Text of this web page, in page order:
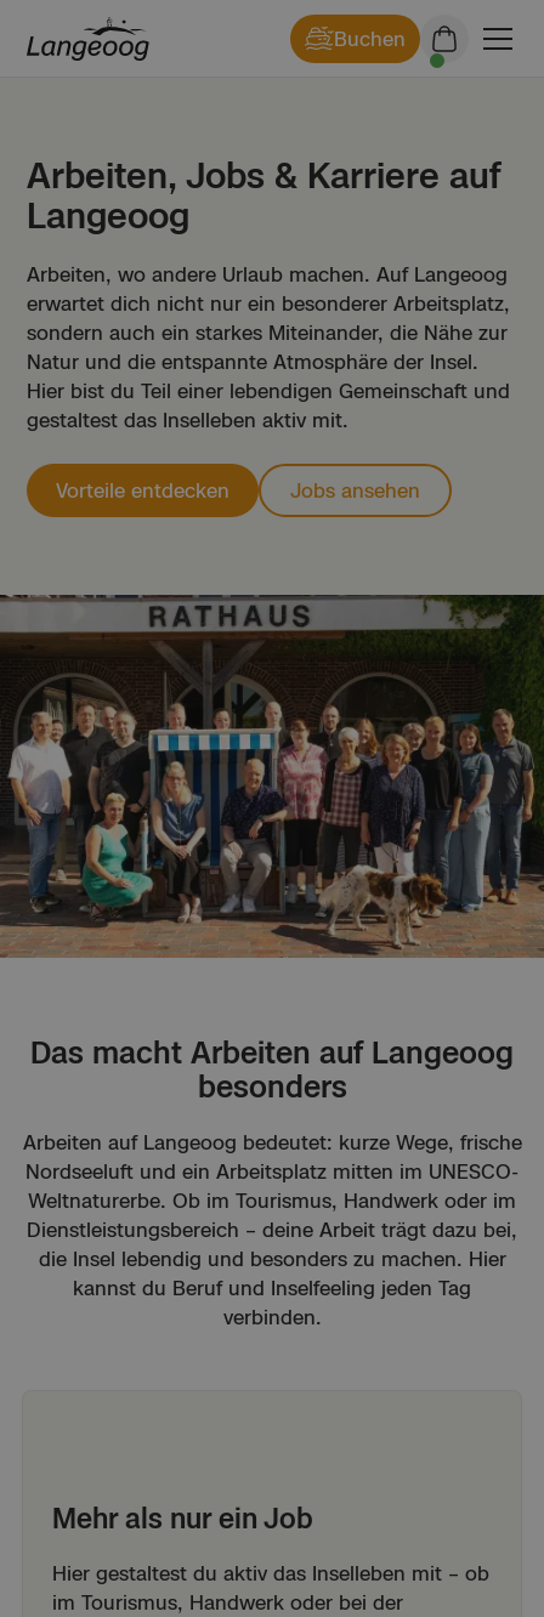
Buchen
Arbeiten, Jobs & Karriere auf
Langeoog
Arbeiten, wo andere Urlaub machen. Auf Langeoog
erwartet dich nicht nur ein besonderer Arbeitsplatz,
sondern auch ein starkes Miteinander, die Nähe zur
Natur und die entspannte Atmosphäre der Insel.
Hier bist du Teil einer lebendigen Gemeinschaft und
gestaltest das Inselleben aktiv mit.
Vorteile entdecken Jobs ansehen
Das macht Arbeiten auf Langeoog
besonders
Arbeiten auf Langeoog bedeutet: kurze Wege, frische
Nordseeluft und ein Arbeitsplatz mitten im UNESCO-
Weltnaturerbe. Ob im Tourismus, Handwerk oder im
Dienstleistungsbereich – deine Arbeit trägt dazu bei,
die Insel lebendig und besonders zu machen. Hier
kannst du Beruf und Inselfeeling jeden Tag
verbinden.
Mehr als nur ein Job
Hier gestaltest du aktiv das Inselleben mit – ob
im Tourismus, Handwerk oder bei der